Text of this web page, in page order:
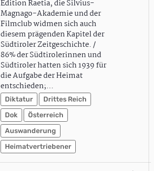
Edition Raetia, die Silvius-
Magnago-Akademie und der
Filmclub widmen sich auch
diesem prägenden Kapitel der
Südtiroler Zeitgeschichte. /
86% der Südtirolerinnen und
Südtiroler hatten sich 1939 für
die Aufgabe der Heimat
entschieden;…
Diktatur
Drittes Reich
Dok
Österreich
Auswanderung
Heimatvertriebener